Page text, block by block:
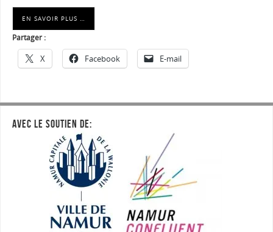
EN SAVOIR PLUS …
Partager :
X Facebook E-mail
AVEC LE SOUTIEN DE: